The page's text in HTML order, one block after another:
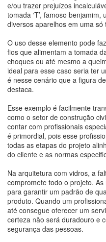
e/ou trazer prejuízos
tomada ‘T’, famoso
diversos aparelhos em uma só
O uso desse elemento pode
fios que alimentam a tomada
choques ou até mesmo a
ideal para esse caso seria ter
é nesse cenário que a figura
destaca.
Esse exemplo é facilmente
como o setor de construção
contar com profissionais
é primordial, pois esse
todas as etapas do projeto
do cliente e as normas
Na arquitetura com vidros, a
compromete todo o projeto.
para garantir um padrão de
produto. Quando um
até consegue oferecer um
certeza não será duradouro e
segurança das pessoas.